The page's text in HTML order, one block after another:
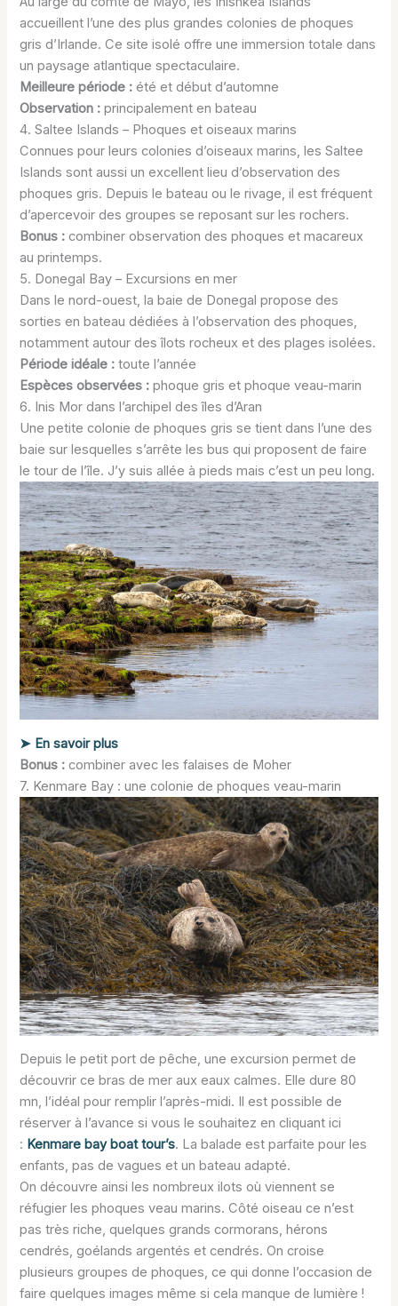
accueillent l’une des plus grandes colonies de phoques
gris d’Irlande. Ce site isolé offre une immersion totale dans
un paysage atlantique spectaculaire.
Meilleure période : été et début d’automne
Observation : principalement en bateau
4. Saltee Islands – Phoques et oiseaux marins
Connues pour leurs colonies d’oiseaux marins, les Saltee
Islands sont aussi un excellent lieu d’observation des
phoques gris. Depuis le bateau ou le rivage, il est fréquent
d’apercevoir des groupes se reposant sur les rochers.
Bonus : combiner observation des phoques et macareux
au printemps.
5. Donegal Bay – Excursions en mer
Dans le nord-ouest, la baie de Donegal propose des
sorties en bateau dédiées à l’observation des phoques,
notamment autour des îlots rocheux et des plages isolées.
Période idéale : toute l’année
Espèces observées : phoque gris et phoque veau-marin
6. Inis Mor dans l’archipel des îles d’Aran
Une petite colonie de phoques gris se tient dans l’une des
baie sur lesquelles s’arrête les bus qui proposent de faire
le tour de l’île. J’y suis allée à pieds mais c’est un peu long.
➤ En savoir plus
Bonus : combiner avec les falaises de Moher
7. Kenmare Bay : une colonie de phoques veau-marin
Depuis le petit port de pêche, une excursion permet de
découvrir ce bras de mer aux eaux calmes. Elle dure 80
mn, l’idéal pour remplir l’après-midi. Il est possible de
réserver à l’avance si vous le souhaitez en cliquant ici
: Kenmare bay boat tour’s. La balade est parfaite pour les
enfants, pas de vagues et un bateau adapté.
On découvre ainsi les nombreux ilots où viennent se
réfugier les phoques veau marins. Côté oiseau ce n’est
pas très riche, quelques grands cormorans, hérons
cendrés, goélands argentés et cendrés. On croise
plusieurs groupes de phoques, ce qui donne l’occasion de
faire quelques images même si cela manque de lumière !